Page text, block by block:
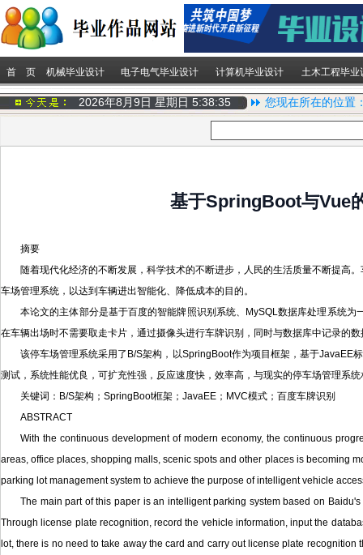
首 页 机械毕业设计 电子电气毕业设计 计算机毕业设计 土木工程毕业
2026年8月9日 星期日 5:38:36 您现在所在的位置
基于SpringBoot与Vue
摘要
随着现代化经济的不断发展，科学技术的不断进步，人民的生活质量不断提高
车场管理系统，以达到车辆进出智能化、降低成本的目的。
本论文的主体部分是基于百度的智能牌照识别系统、MySQL数据库处理系统
在车辆出场时不需要取走卡片，通过摄像头进行车牌识别，同时与数据库中记录的
该停车场管理系统采用了B/S架构，以SpringBoot作为项目框架，基于JavaEE
测试，系统性能优良，可扩充性强，反应速度快，效率高，与现实的停车场管理系
关键词：B/S架构；SpringBoot框架；JavaEE；MVC模式；百度车牌识别
ABSTRACT
With the continuous development of modern economy, the continuous
areas, office places, shopping malls, scenic spots and other places is becoming
parking lot management system to achieve the purpose of intelligent vehicle
The main part of this paper is an intelligent parking system based on
Through license plate recognition, record the vehicle information, input the
lot, there is no need to take away the card and carry out license plate